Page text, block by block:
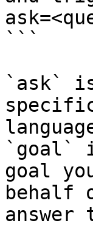
```
`ask`
`goal`
goal
behalf